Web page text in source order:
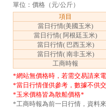
單位：價格（元/公斤）
項目
當日行情(美國玉米)
當日行情( 阿根廷玉米)
當日行情( 巴西玉米)
當日行情( 南非玉米)
工商時報
*網站無價格時，若需交易請來
*當日行情僅供參考，數據不供
*玉米價格皆為散船價格*
*工商時報為前一日行情，資料